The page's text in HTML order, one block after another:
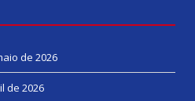
de 2026
de 2026